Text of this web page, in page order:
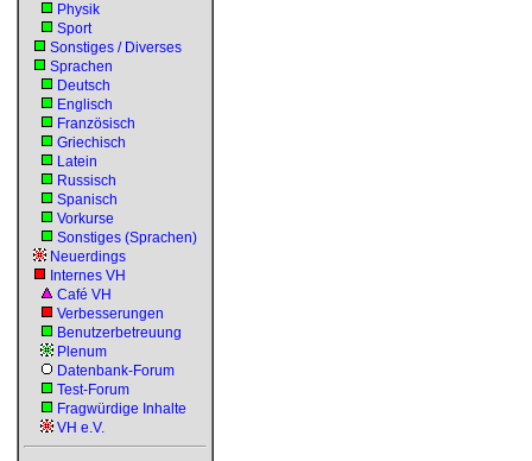
Physik
Sport
Sonstiges / Diverses
Sprachen
Deutsch
Englisch
Französisch
Griechisch
Latein
Russisch
Spanisch
Vorkurse
Sonstiges (Sprachen)
Neuerdings
Internes VH
Café VH
Verbesserungen
Benutzerbetreuung
Plenum
Datenbank-Forum
Test-Forum
Fragwürdige Inhalte
VH e.V.